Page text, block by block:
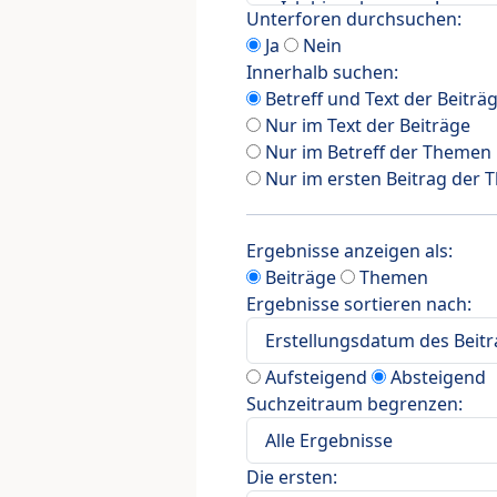
Unterforen durchsuchen:
Ja
Nein
Innerhalb suchen:
Betreff und Text der
Nur im Text der Beiträge
Nur im Betreff der Themen
Nur im ersten Beitrag der
Ergebnisse anzeigen als:
Beiträge
Themen
Ergebnisse sortieren nach:
Aufsteigend
Absteigend
Suchzeitraum begrenzen:
Die ersten: